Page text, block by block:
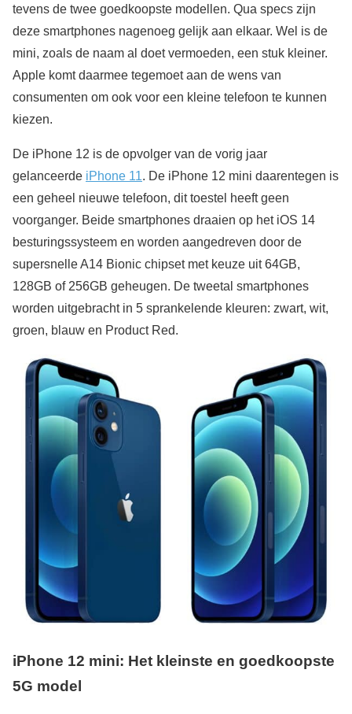
tevens de twee goedkoopste modellen. Qua specs zijn
deze smartphones nagenoeg gelijk aan elkaar. Wel is de
mini, zoals de naam al doet vermoeden, een stuk kleiner.
Apple komt daarmee tegemoet aan de wens van
consumenten om ook voor een kleine telefoon te kunnen
kiezen.
De iPhone 12 is de opvolger van de vorig jaar
gelanceerde iPhone 11. De iPhone 12 mini daarentegen is
een geheel nieuwe telefoon, dit toestel heeft geen
voorganger. Beide smartphones draaien op het iOS 14
besturingssysteem en worden aangedreven door de
supersnelle A14 Bionic chipset met keuze uit 64GB,
128GB of 256GB geheugen. De tweetal smartphones
worden uitgebracht in 5 sprankelende kleuren: zwart, wit,
groen, blauw en Product Red.
iPhone 12 mini: Het kleinste en goedkoopste
5G model